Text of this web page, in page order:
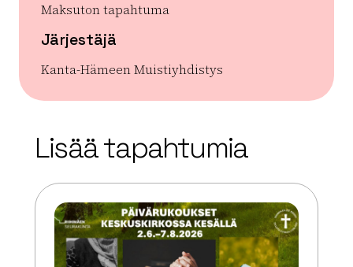
Maksuton tapahtuma
Järjestäjä
Kanta-Hämeen Muistiyhdistys
OpenStreetMap
Lisää tapahtumia